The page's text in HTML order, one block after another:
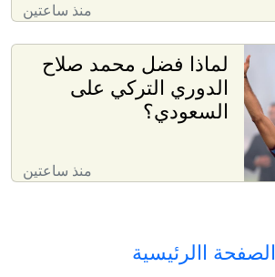
منذ ساعتين
لماذا فضل محمد صلاح
الدوري التركي على
السعودي؟
منذ ساعتين
الصفحة االرئيسية